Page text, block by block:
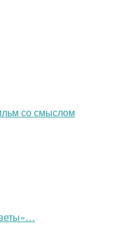
со смыслом